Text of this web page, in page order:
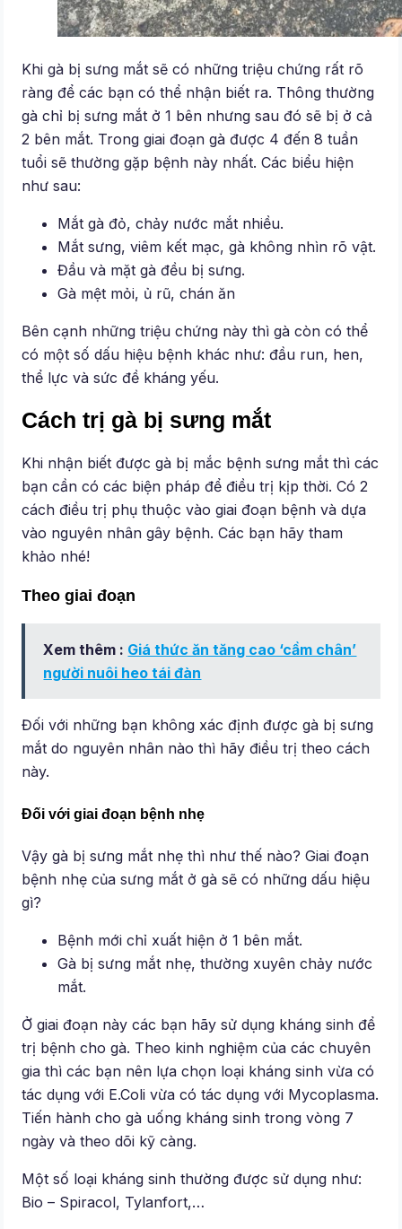
Khi gà bị sưng mắt sẽ có những triệu chứng rất rõ
ràng để các bạn có thể nhận biết ra. Thông thường
gà chỉ bị sưng mắt ở 1 bên nhưng sau đó sẽ bị ở cả
2 bên mắt. Trong giai đoạn gà được 4 đến 8 tuần
tuổi sẽ thường gặp bệnh này nhất. Các biểu hiện
như sau:
Mắt gà đỏ, chảy nước mắt nhiều.
Mắt sưng, viêm kết mạc, gà không nhìn rõ vật.
Đầu và mặt gà đều bị sưng.
Gà mệt mỏi, ủ rũ, chán ăn
Bên cạnh những triệu chứng này thì gà còn có thể
có một số dấu hiệu bệnh khác như: đầu run, hen,
thể lực và sức đề kháng yếu.
Cách trị gà bị sưng mắt
Khi nhận biết được gà bị mắc bệnh sưng mắt thì các
bạn cần có các biện pháp để điều trị kịp thời. Có 2
cách điều trị phụ thuộc vào giai đoạn bệnh và dựa
vào nguyên nhân gây bệnh. Các bạn hãy tham
khảo nhé!
Theo giai đoạn
Xem thêm : Giá thức ăn tăng cao ‘cầm chân’
người nuôi heo tái đàn
Đối với những bạn không xác định được gà bị sưng
mắt do nguyên nhân nào thì hãy điều trị theo cách
này.
Đối với giai đoạn bệnh nhẹ
Vậy gà bị sưng mắt nhẹ thì như thế nào? Giai đoạn
bệnh nhẹ của sưng mắt ở gà sẽ có những dấu hiệu
gì?
Bệnh mới chỉ xuất hiện ở 1 bên mắt.
Gà bị sưng mắt nhẹ, thường xuyên chảy nước
mắt.
Ở giai đoạn này các bạn hãy sử dụng kháng sinh để
trị bệnh cho gà. Theo kinh nghiệm của các chuyên
gia thì các bạn nên lựa chọn loại kháng sinh vừa có
tác dụng với E.Coli vừa có tác dụng với Mycoplasma.
Tiến hành cho gà uống kháng sinh trong vòng 7
ngày và theo dõi kỹ càng.
Một số loại kháng sinh thường được sử dụng như:
Bio – Spiracol, Tylanfort,…